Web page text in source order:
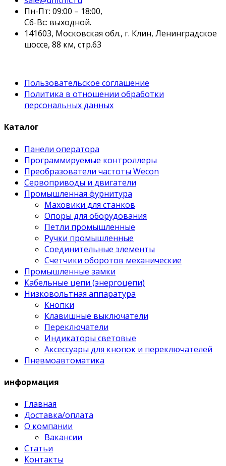
Пн-Пт: 09:00 – 18:00,
Сб-Вс: выходной.
141603, Московская обл., г. Клин, Ленинградское
шоссе, 88 км, стр.63
Пользовательское соглашение
Политика в отношении обработки
персональных данных
Каталог
Панели оператора
Программируемые контроллеры
Преобразователи частоты Wecon
Сервоприводы и двигатели
Промышленная фурнитура
Маховики для станков
Опоры для оборудования
Петли промышленные
Ручки промышленные
Соединительные элементы
Счетчики оборотов механические
Промышленные замки
Кабельные цепи (энергоцепи)
Низковольтная аппаратура
Кнопки
Клавишные выключатели
Переключатели
Индикаторы световые
Аксессуары для кнопок и переключателей
Пневмоавтоматика
информация
Главная
Доставка/оплата
О компании
Вакансии
Статьи
Контакты